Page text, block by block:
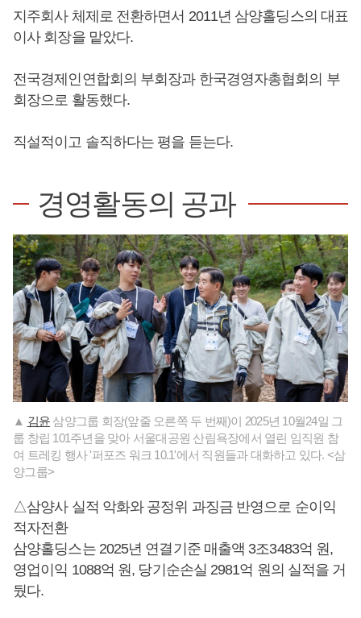
지주회사 체제로 전환하면서 2011년 삼양홀딩스의 대표
이사 회장을 맡았다.
전국경제인연합회의 부회장과 한국경영자총협회의 부
회장으로 활동했다.
직설적이고 솔직하다는 평을 듣는다.
경영활동의 공과
▲ 김윤 삼양그룹 회장(앞줄 오른쪽 두 번째)이 2025년 10월24일 그
룹 창립 101주년을 맞아 서울대공원 산림욕장에서 열린 임직원 참
여 트레킹 행사 '퍼포즈 워크 10.1'에서 직원들과 대화하고 있다. <삼
양그룹>
△삼양사 실적 악화와 공정위 과징금 반영으로 순이익
적자전환
삼양홀딩스는 2025년 연결기준 매출액 3조3483억 원,
영업이익 1088억 원, 당기순손실 2981억 원의 실적을 거
뒀다.